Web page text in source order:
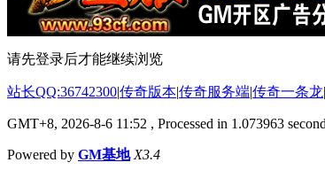
请先登录后才能继续浏览
站长QQ:36742300|传奇版本|传奇服务端|传奇一条龙|
GMT+8, 2026-8-6 11:52 , Processed in 1.073963
Powered by GM基地 X3.4